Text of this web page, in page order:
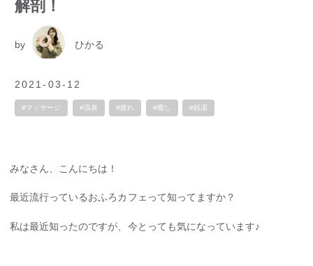
解剖！
by ひかる
2021-03-12
#マッサージ #温泉 #疲れ #癒し #銭湯
みなさん、こんにちは！
最近流行っているおふろカフェって知ってますか？
私は最近知ったのですが、今とっても気になっています♪